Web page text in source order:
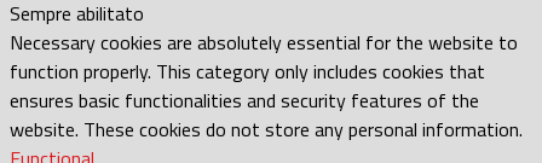
Sempre abilitato
Necessary cookies are absolutely essential for the website to
function properly. This category only includes cookies that
ensures basic functionalities and security features of the
website. These cookies do not store any personal information.